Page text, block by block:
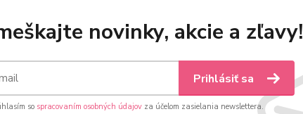
novinky, akcie a zľavy!
Prihlásiť sa
so spracovaním osobných údajovza účelom zasielania newslettera.